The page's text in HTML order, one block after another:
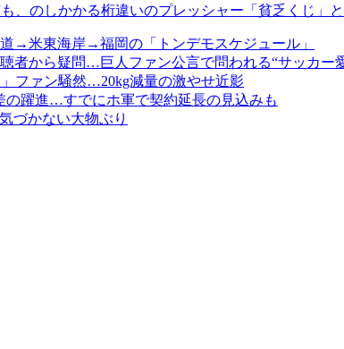
、のしかかる桁違いのプレッシャー「貧乏くじ」
→米東海岸→福岡の「トンデモスケジュール」
者から疑問…巨人ファン公言で問われる“サッカー
ファン騒然…20kg減量の激やせ近影
の躍進…すでにホ軍で契約延長の見込みも
づかない大物ぶり